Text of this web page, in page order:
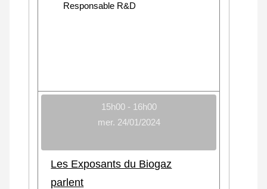
Responsable R&D
15h00 - 16h00
mer. 24/01/2024
Les Exposants du Biogaz
parlent